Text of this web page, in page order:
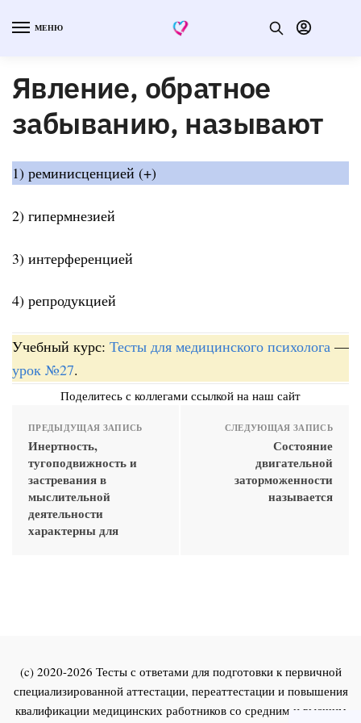
МЕНЮ
Явление, обратное
забыванию, называют
1) реминисценцией (+)
2) гипермнезией
3) интерференцией
4) репродукцией
Учебный курс: Тесты для медицинского психолога —
урок №27.
Поделитесь с коллегами ссылкой на наш сайт
ПРЕДЫДУЩАЯ ЗАПИСЬ
Инертность,
тугоподвижность и
застревания в
мыслительной
деятельности
характерны для
СЛЕДУЮЩАЯ ЗАПИСЬ
Состояние
двигательной
заторможенности
называется
(c) 2020-2026 Тесты с ответами для подготовки к первичной
специализированной аттестации, переаттестации и повышения
квалификации медицинских работников со средним и высшим